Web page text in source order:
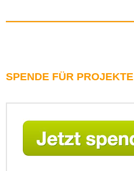
SPENDE FÜR PROJEKTE